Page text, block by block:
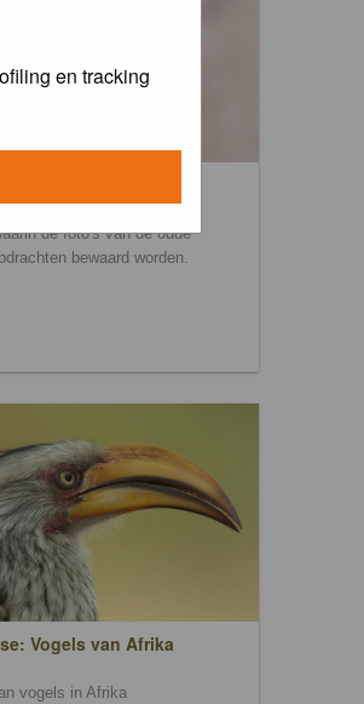
en tracking
de foto's van de oude
bewaard worden.
Vogels van Afrika
vogels in Afrika